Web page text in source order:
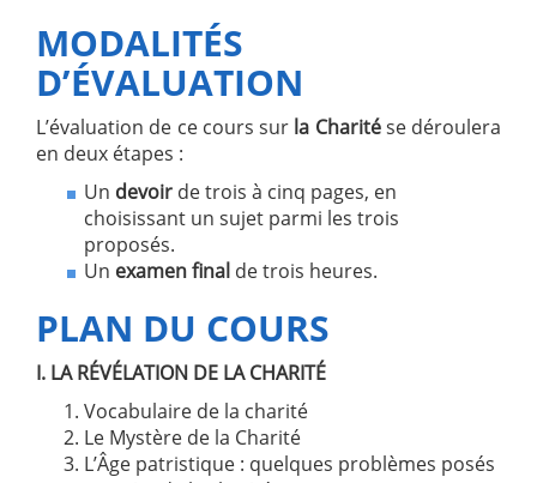
MODALITÉS
D’ÉVALUATION
L’évaluation de ce cours sur la Charitése déroulera
en deux étapes :
Un devoir de trois à cinq pages, en
choisissant un sujet parmi les trois
proposés.
Un examen final de trois heures.
PLAN DU COURS
I. LA RÉVÉLATION DE LA CHARITÉ
Vocabulaire de la charité
Le Mystère de la Charité
L’Âge patristique : quelques problèmes posés